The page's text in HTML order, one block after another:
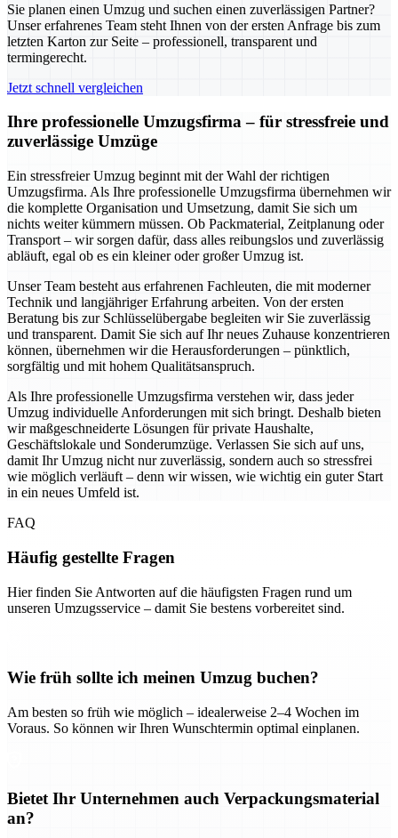
Sie planen einen Umzug und suchen einen zuverlässigen Partner?
Unser erfahrenes Team steht Ihnen von der ersten Anfrage bis zum
letzten Karton zur Seite – professionell, transparent und
termingerecht.
Jetzt schnell vergleichen
Ihre professionelle Umzugsfirma – für stressfreie und
zuverlässige Umzüge
Ein stressfreier Umzug beginnt mit der Wahl der richtigen
Umzugsfirma. Als Ihre professionelle Umzugsfirma übernehmen wir
die komplette Organisation und Umsetzung, damit Sie sich um
nichts weiter kümmern müssen. Ob Packmaterial, Zeitplanung oder
Transport – wir sorgen dafür, dass alles reibungslos und zuverlässig
abläuft, egal ob es ein kleiner oder großer Umzug ist.
Unser Team besteht aus erfahrenen Fachleuten, die mit moderner
Technik und langjähriger Erfahrung arbeiten. Von der ersten
Beratung bis zur Schlüsselübergabe begleiten wir Sie zuverlässig
und transparent. Damit Sie sich auf Ihr neues Zuhause konzentrieren
können, übernehmen wir die Herausforderungen – pünktlich,
sorgfältig und mit hohem Qualitätsanspruch.
Als Ihre professionelle Umzugsfirma verstehen wir, dass jeder
Umzug individuelle Anforderungen mit sich bringt. Deshalb bieten
wir maßgeschneiderte Lösungen für private Haushalte,
Geschäftslokale und Sonderumzüge. Verlassen Sie sich auf uns,
damit Ihr Umzug nicht nur zuverlässig, sondern auch so stressfrei
wie möglich verläuft – denn wir wissen, wie wichtig ein guter Start
in ein neues Umfeld ist.
FAQ
Häufig gestellte Fragen
Hier finden Sie Antworten auf die häufigsten Fragen rund um
unseren Umzugsservice – damit Sie bestens vorbereitet sind.
Wie früh sollte ich meinen Umzug buchen?
Am besten so früh wie möglich – idealerweise 2–4 Wochen im
Voraus. So können wir Ihren Wunschtermin optimal einplanen.
Bietet Ihr Unternehmen auch Verpackungsmaterial
an?